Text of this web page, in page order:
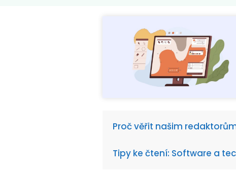
Proč věřit našim
Tipy ke čtení: Software a